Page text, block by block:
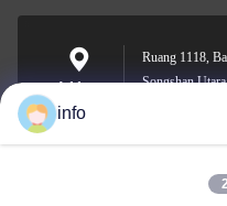
Address
Ruang 1118,
Songshan
info